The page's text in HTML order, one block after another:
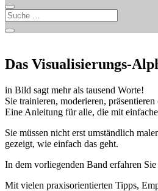
Das Visualisierungs-
in Bild sagt mehr als tausend Worte!
Sie trainieren, moderieren,
Eine Anleitung für alle, die mit
Sie müssen nicht erst umständlich
gezeigt, wie einfach das geht.
In dem vorliegenden Band erfahren
Mit vielen praxisorientierten Tipps,